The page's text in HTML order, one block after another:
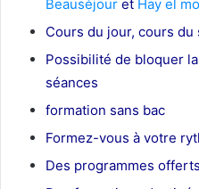
Beauséjour et Hay el
Cours du jour, cours
Possibilité de bloquer
séances
formation sans bac
Formez-vous à votre
Des programmes